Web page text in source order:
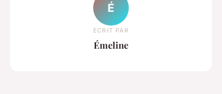
É
ECRIT PAR
Émeline